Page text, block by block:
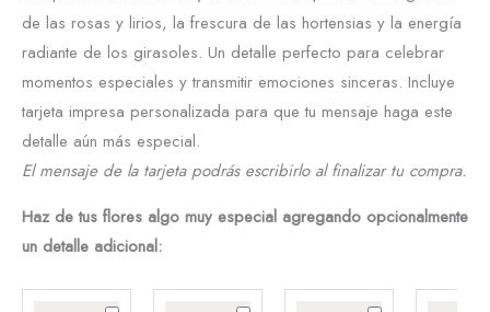
de las rosas y lirios, la frescura de las hortensias y la energía
radiante de los girasoles. Un detalle perfecto para celebrar
momentos especiales y transmitir emociones sinceras. Incluye
tarjeta impresa personalizada para que tu mensaje haga este
detalle aún más especial.
El mensaje de la tarjeta podrás escribirlo al finalizar tu compra.
Haz de tus flores algo muy especial agregando opcionalmente
un detalle adicional: